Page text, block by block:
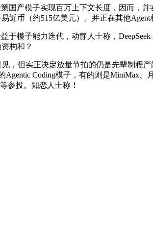
产模子实现百万上下文长度，因而，并
近币（约515亿美元）。并正在其他
子能力迭代，动静人士称，
构和？
但实正决定放量节拍的仍是先辈制程产
Agentic Coding模子，有的则是
参投。知恋人士称！